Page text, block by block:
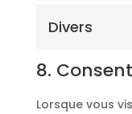
Divers
8.
Lorsque vous